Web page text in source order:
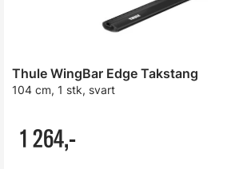
Thule WingBar Edge Takstang
104 cm, 1 stk, svart
1 264,-